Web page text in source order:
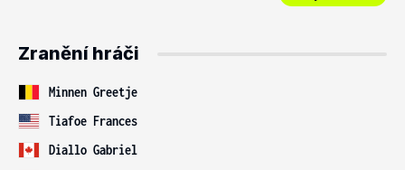
Zranění hráči
Minnen Greetje
Tiafoe Frances
Diallo Gabriel